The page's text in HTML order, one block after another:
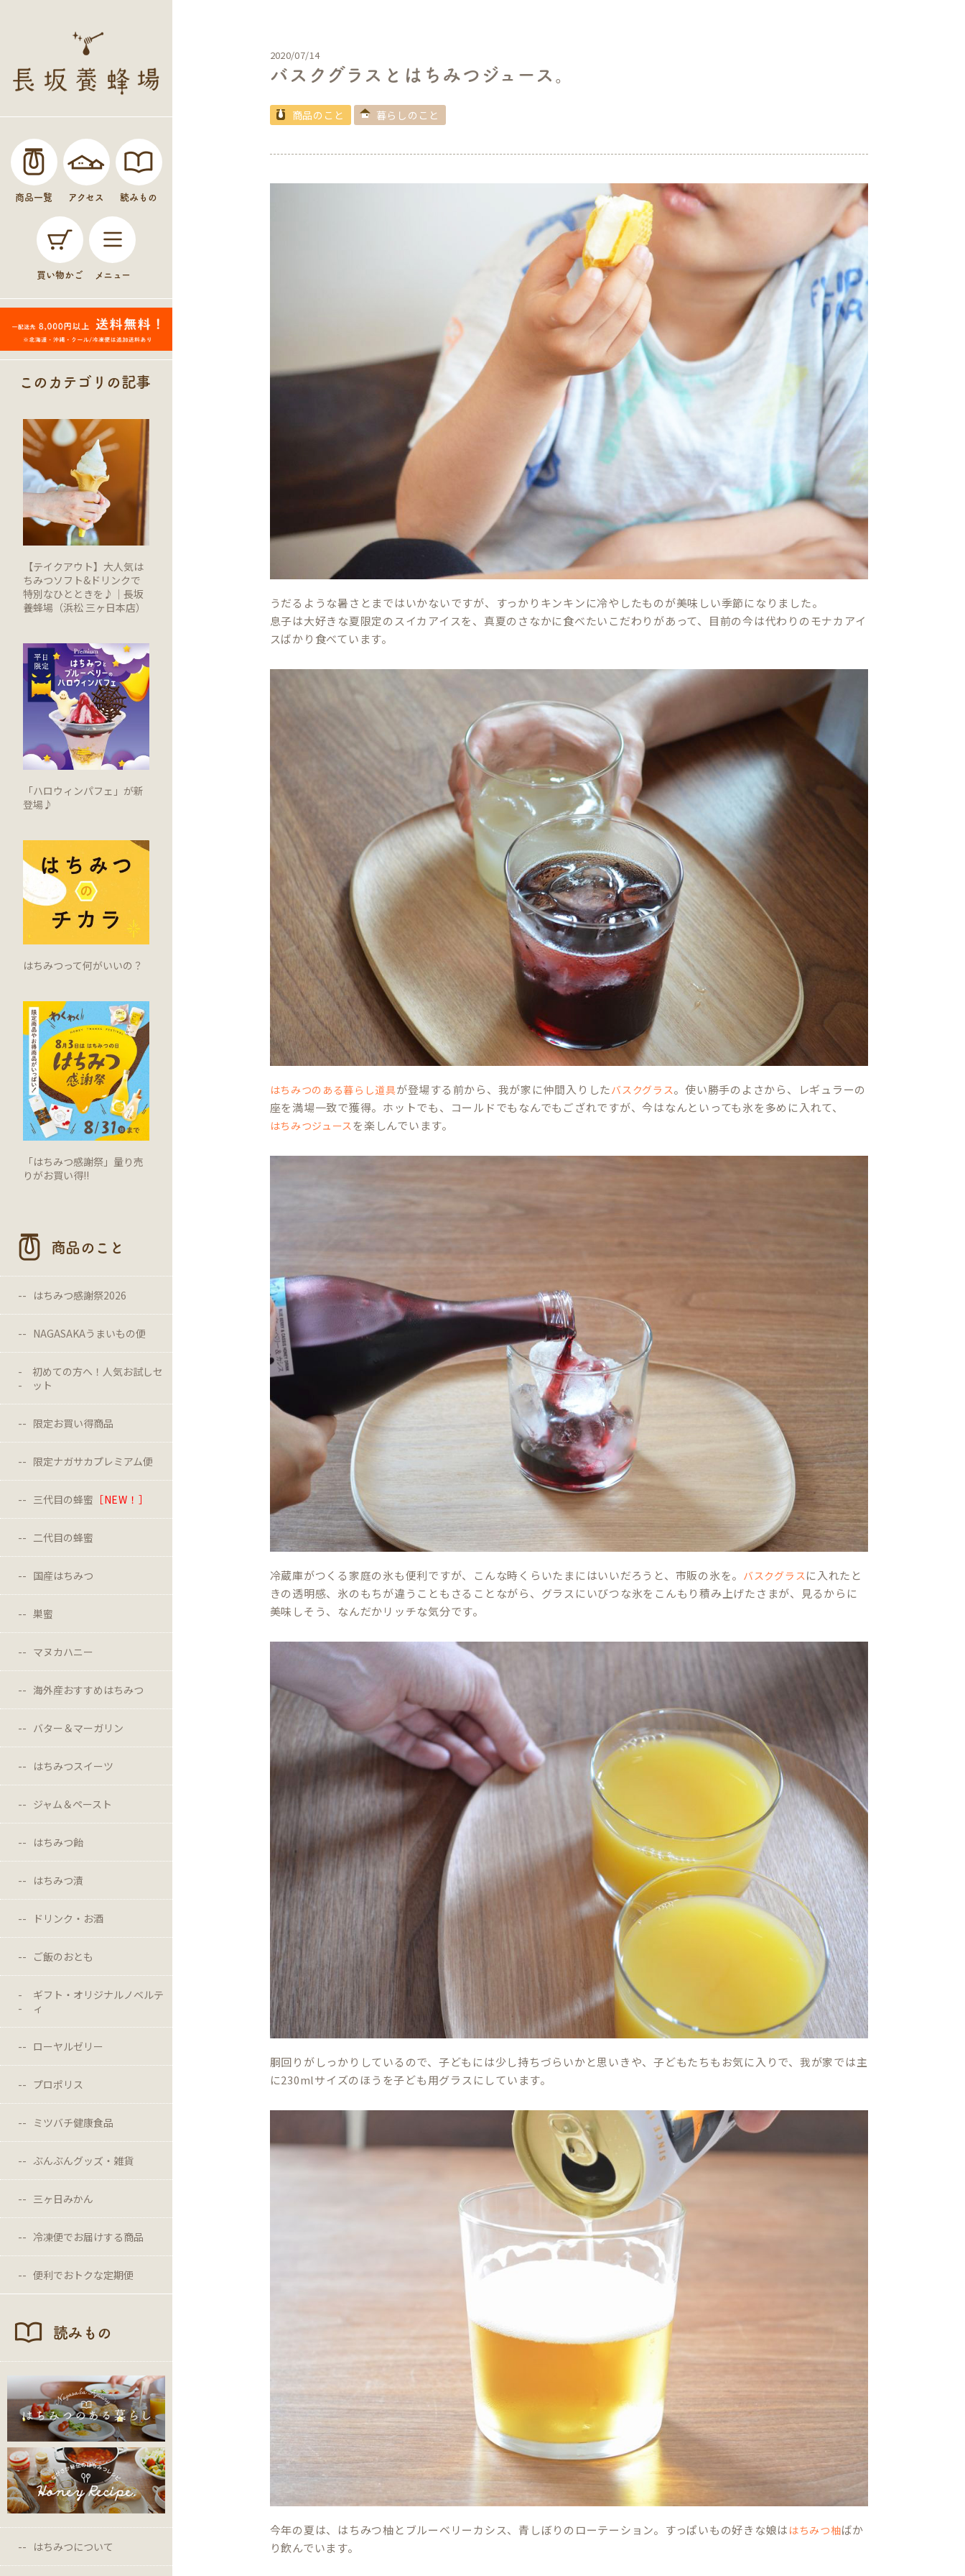
商品一覧 アクセス 読みもの
買い物かご メニュー
このカテゴリの記事
【テイクアウト】大人気は
ちみつソフト&ドリンクで
特別なひとときを♪｜長坂
養蜂場（浜松 三ヶ日本店）
「ハロウィンパフェ」が新
登場♪
はちみつって何がいいの？
「はちみつ感謝祭」量り売
りがお買い得!!
商品のこと
はちみつ感謝祭2026
NAGASAKAうまいもの便
初めての方へ！人気お試しセ
ット
限定お買い得商品
限定ナガサカプレミアム便
三代目の蜂蜜 ［NEW！］
二代目の蜂蜜
国産はちみつ
巣蜜
マヌカハニー
海外産おすすめはちみつ
バター＆マーガリン
はちみつスイーツ
ジャム＆ペースト
はちみつ飴
はちみつ漬
ドリンク・お酒
ご飯のおとも
ギフト・オリジナルノベルテ
ィ
ローヤルゼリー
プロポリス
ミツバチ健康食品
ぶんぶんグッズ・雑貨
三ヶ日みかん
冷凍便でお届けする商品
便利でおトクな定期便
読みもの
はちみつについて
2020/07/14
バスクグラスとはちみつジュース。
商品のこと 暮らしのこと
うだるような暑さとまではいかないですが、すっかりキンキンに冷やしたものが美味しい季節になりました。
息子は大好きな夏限定のスイカアイスを、真夏のさなかに食べたいこだわりがあって、目前の今は代わりのモナカアイ
スばかり食べています。
はちみつのある暮らし道具が登場する前から、我が家に仲間入りしたバスクグラス。使い勝手のよさから、レギュラーの
座を満場一致で獲得。ホットでも、コールドでもなんでもござれですが、今はなんといっても氷を多めに入れて、
はちみつジュース を楽しんでいます。
冷蔵庫がつくる家庭の氷も便利ですが、こんな時くらいたまにはいいだろうと、市販の氷を。 バスクグラスに入れたと
きの透明感、氷のもちが違うこともさることながら、グラスにいびつな氷をこんもり積み上げたさまが、見るからに
美味しそう、なんだかリッチな気分です。
胴回りがしっかりしているので、子どもには少し持ちづらいかと思いきや、子どもたちもお気に入りで、我が家では主
に230mlサイズのほうを子ども用グラスにしています。
今年の夏は、はちみつ柚とブルーベリーカシス、青しぼりのローテーション。すっぱいもの好きな娘は はちみつ柚ばか
り飲んでいます。